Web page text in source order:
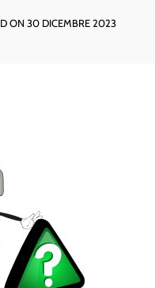
ON 30 DICEMBRE 2023